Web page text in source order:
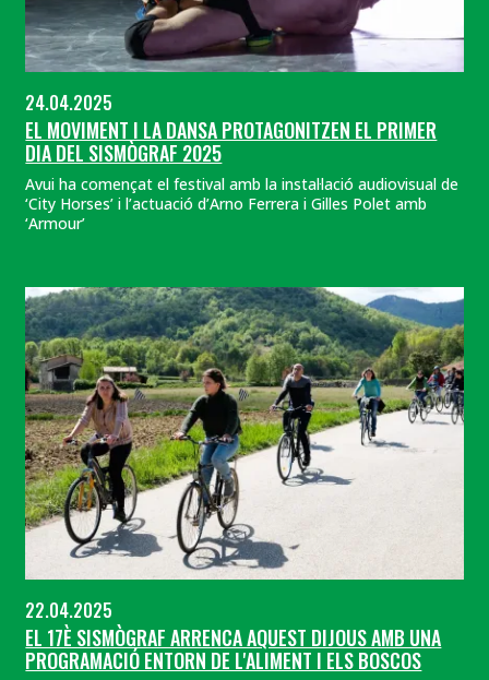
24.04.2025
EL MOVIMENT I LA DANSA PROTAGONITZEN EL PRIMER
DIA DEL SISMÒGRAF 2025
Avui ha començat el festival amb la instal·lació audiovisual de
‘City Horses’ i l’actuació d’Arno Ferrera i Gilles Polet amb
‘Armour’
22.04.2025
EL 17È SISMÒGRAF ARRENCA AQUEST DIJOUS AMB UNA
PROGRAMACIÓ ENTORN DE L'ALIMENT I ELS BOSCOS